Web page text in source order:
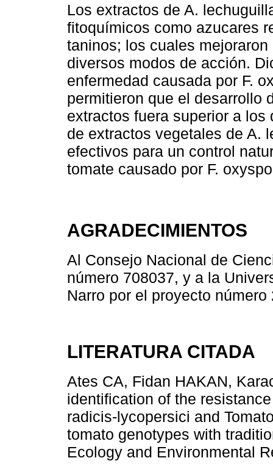
Los extractos de A.
fitoquímicos como azucares
taninos; los cuales
diversos modos de acción.
enfermedad causada por F.
permitieron que el desarrollo
extractos fuera superior a
de extractos vegetales de A.
efectivos para un control
tomate causado por F.
AGRADECIMIENTOS
Al Consejo Nacional de
número 708037, y a la
Narro por el proyecto número
LITERATURA CITADA
Ates CA, Fidan HAKAN,
identification of the
radicis-lycopersici and
tomato genotypes with
Ecology and Environmental